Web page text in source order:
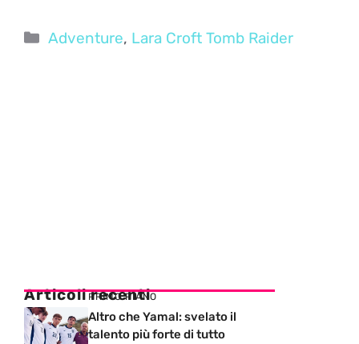
Categorie
Adventure, Lara Croft Tomb Raider
Articoli recenti
PRIMO PIANO
Altro che Yamal: svelato il
talento più forte di tutto